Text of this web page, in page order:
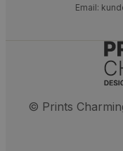
Email:
© Prints